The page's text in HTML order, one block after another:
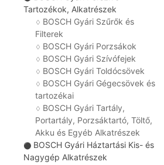
Tartozékok, Alkatrészek
♢ BOSCH Gyári Szűrők és
Filterek
♢ BOSCH Gyári Porzsákok
♢ BOSCH Gyári Szívófejek
♢ BOSCH Gyári Toldócsövek
♢ BOSCH Gyári Gégecsövek és
tartozékai
♢ BOSCH Gyári Tartály,
Portartály, Porzsáktartó, Töltő,
Akku és Egyéb Alkatrészek
⚫ BOSCH Gyári Háztartási Kis- és
Nagygép Alkatrészek